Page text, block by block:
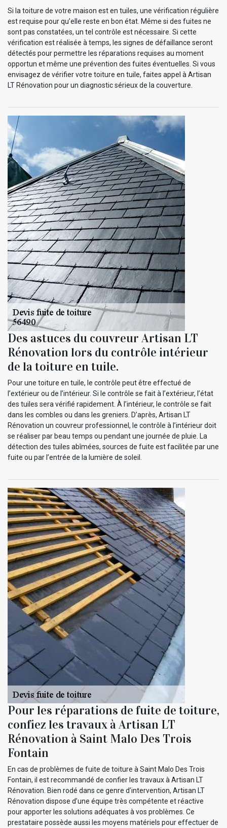
Si la toiture de votre maison est en tuiles, une vérification régulière
est requise pour qu’elle reste en bon état. Même si des fuites ne
sont pas constatées, un tel contrôle est nécessaire. Si cette
vérification est réalisée à temps, les signes de défaillance seront
détectés pour permettre les réparations requises au moment
opportun et même une prévention des fuites éventuelles. Si vous
envisagez de vérifier votre toiture en tuile, faites appel à Artisan
LT Rénovation pour un diagnostic sérieux de la couverture.
Des astuces du couvreur Artisan LT
Rénovation lors du contrôle intérieur
de la toiture en tuile.
Pour une toiture en tuile, le contrôle peut être effectué de
l’extérieur ou de l’intérieur. Si le contrôle se fait à l’extérieur, l’état
des tuiles sera vérifié rapidement. À l’intérieur, le contrôle se fait
dans les combles ou dans les greniers. D’après, Artisan LT
Rénovation un couvreur professionnel, le contrôle à l’intérieur doit
se réaliser par beau temps ou pendant une journée de pluie. La
détection des tuiles abîmées, sources de fuite est facilitée par une
fuite ou par l’entrée de la lumière de soleil.
Pour les réparations de fuite de toiture,
confiez les travaux à Artisan LT
Rénovation à Saint Malo Des Trois
Fontain
En cas de problèmes de fuite de toiture à Saint Malo Des Trois
Fontain, il est recommandé de confier les travaux à Artisan LT
Rénovation. Bien rodé dans ce genre d’intervention, Artisan LT
Rénovation dispose d’une équipe très compétente et réactive
pour apporter les solutions adéquates à vos problèmes. Ce
prestataire possède aussi les moyens matériels pour effectuer de